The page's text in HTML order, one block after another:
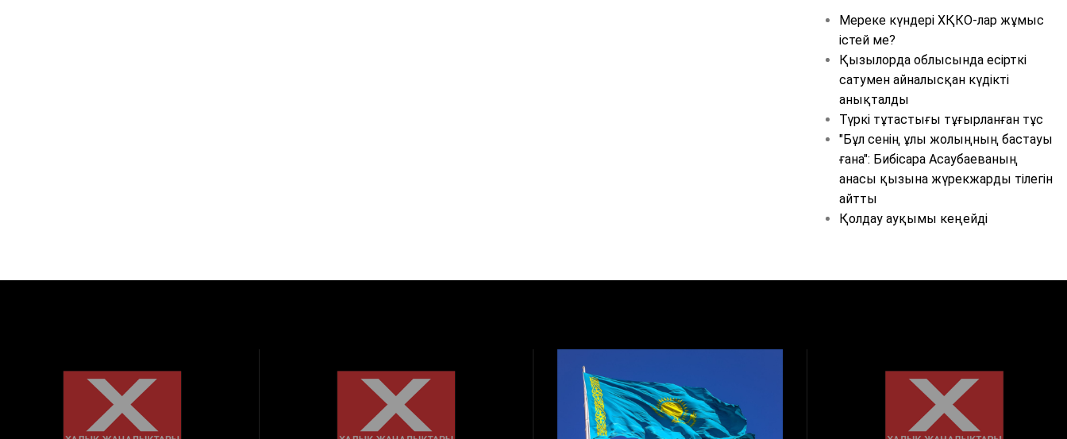
Мереке күндері ХҚКО-лар жұмыс
істей ме?
Қызылорда облысында есірткі
сатумен айналысқан күдікті
анықталды
Түркі тұтастығы тұғырланған тұс
"Бұл сенің ұлы жолыңның бастауы
ғана": Бибісара Асаубаеваның
анасы қызына жүрекжарды тілегін
айтты
Қолдау ауқымы кеңейді